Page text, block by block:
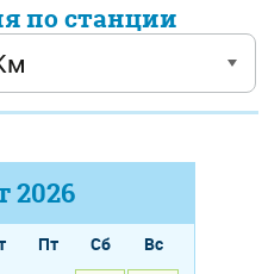
по станции
2026
Пт Сб
Вс